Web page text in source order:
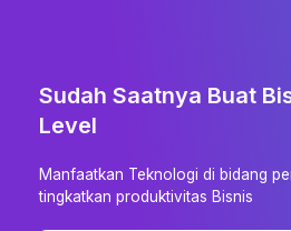
Sudah Saatnya Buat
Level
Manfaatkan Teknologi di bidang
tingkatkan produktivitas Bisnis